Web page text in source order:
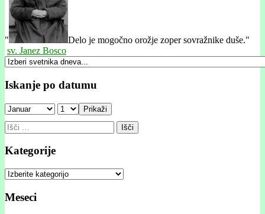
"
Delo je mogočno orožje zoper sovražnike duše."
sv. Janez Bosco
Iskanje po datumu
Prikaži
Išči:
Kategorije
Kategorije
Meseci